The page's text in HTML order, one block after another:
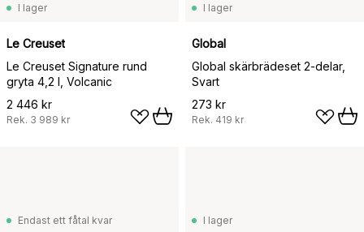
I lager
Le Creuset
Le Creuset Signature rund
gryta 4,2 l, Volcanic
2 446 kr
Rek. 3 989 kr
I lager
Global
Global skärbrädeset 2-delar,
Svart
273 kr
Rek. 419 kr
Endast ett fåtal kvar I lager